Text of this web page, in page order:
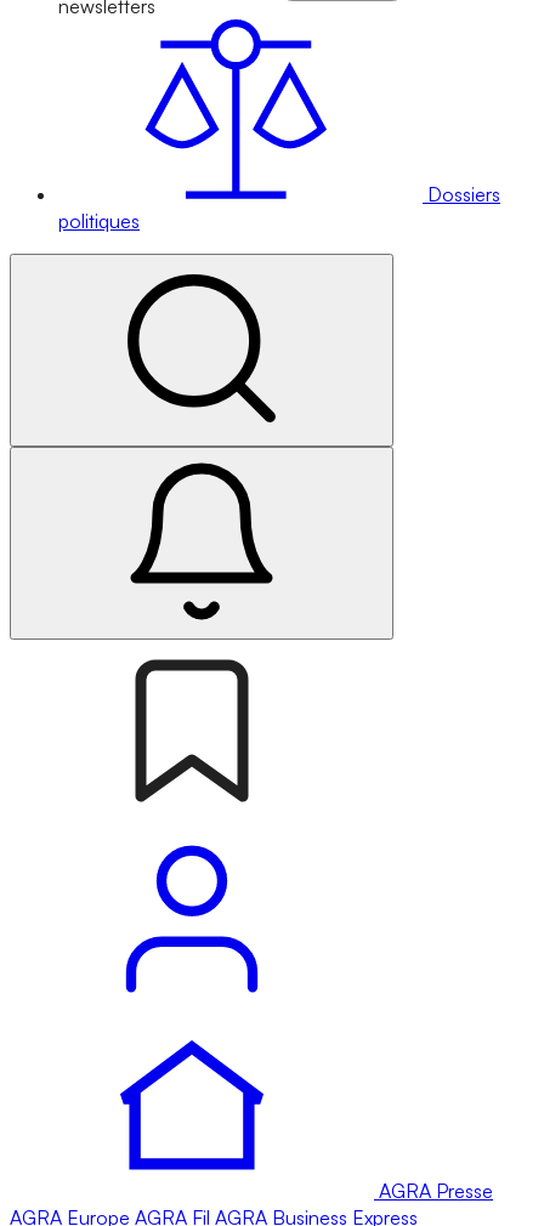
newsletters
Dossiers
politiques
AGRA Presse
AGRA Europe AGRA Fil AGRA Business Express